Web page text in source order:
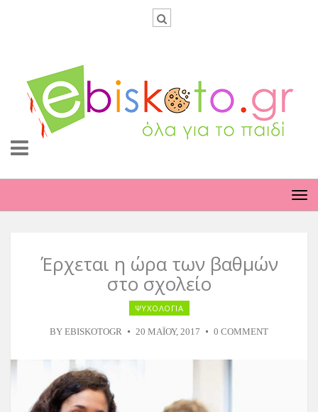
Έρχεται η ώρα των βαθμών
στο σχολείο
ΨΥΧΟΛΟΓΙΑ
BY EBISKOTOGR 20 ΜΑΪ́ΟΥ, 2017 0 COMMENT